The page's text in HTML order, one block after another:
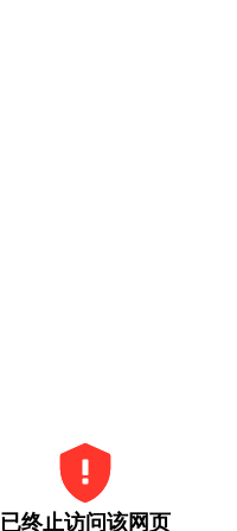
已终止访问该网页